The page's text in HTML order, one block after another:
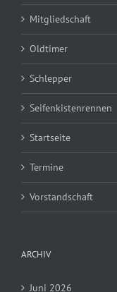
Mitgliedschaft
Oldtimer
Schlepper
Seifenkistenrennen
Startseite
Termine
Vorstandschaft
ARCHIV
Juni 2026